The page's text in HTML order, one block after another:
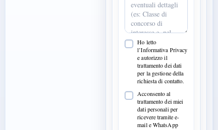
Ho letto
l’Informativa Privacy
e autorizzo il
trattamento dei dati
per la gestione della
richiesta di contatto.
Acconsento al
trattamento dei miei
dati personali per
ricevere tramite e-
mail e WhatsApp